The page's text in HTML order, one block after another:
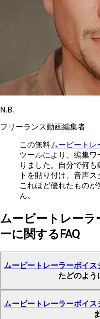
N.B.
フリーランス動画編集者
この無料ムービートレ
ツールにより、編集
りました。自分で何
トを貼り付け、音声ス
これほど優れたもの
ん。
ムービートレー
ーに関するFAQ
ムービートレーラーボイス
たどのよう
ムービートレーラーボイス